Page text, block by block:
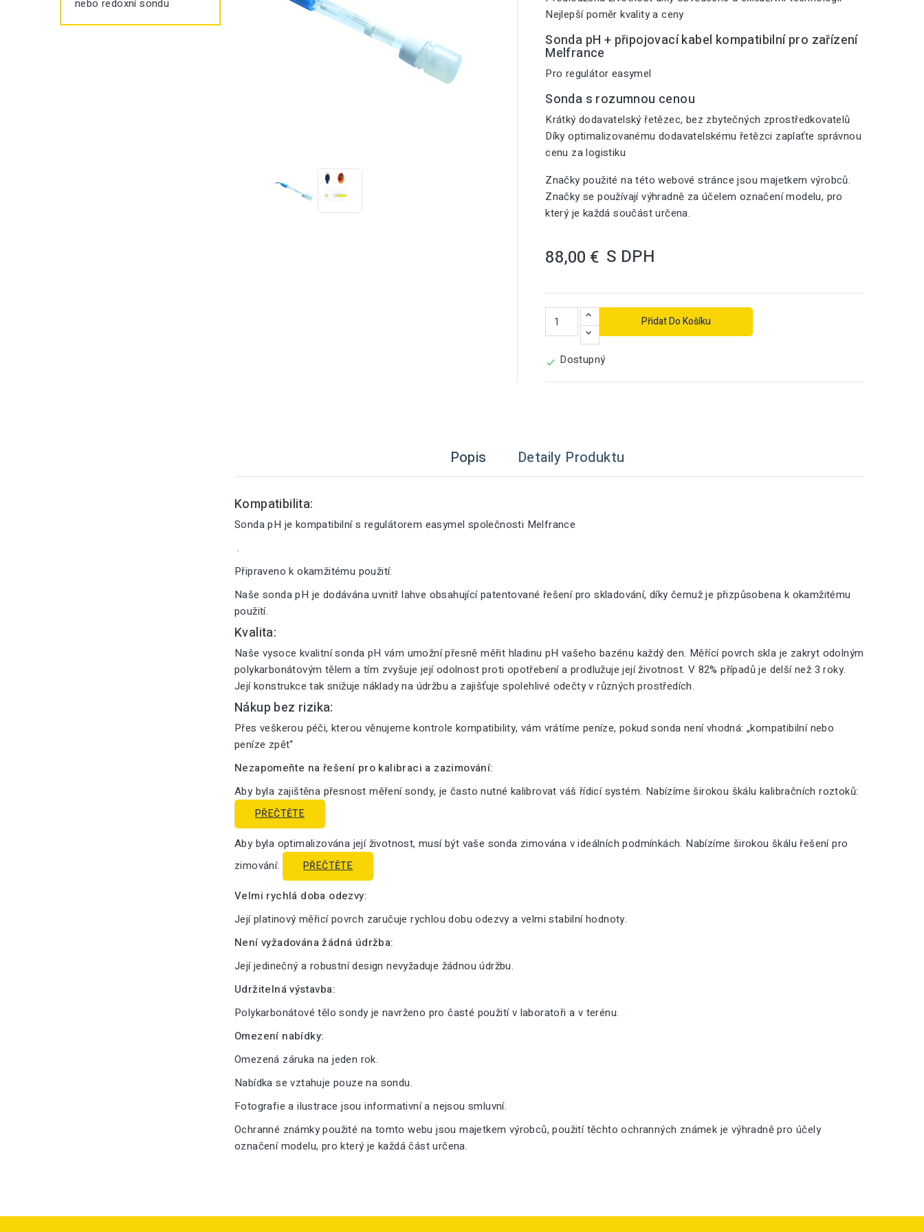
nebo redoxní sondu
Nejlepší poměr kvality a ceny
Sonda pH + připojovací kabel kompatibilní pro zařízení
Melfrance
Pro regulátor easymel
Sonda s rozumnou cenou
Krátký dodavatelský řetězec, bez zbytečných zprostředkovatelů
Díky optimalizovanému dodavatelskému řetězci zaplaťte správnou
cenu za logistiku
Značky použité na této webové stránce jsou majetkem výrobců.
Značky se používají výhradně za účelem označení modelu, pro
který je každá součást určena.
88,00 € S DPH
Přidat Do Košíku
 Dostupný
Popis Detaily Produktu
Kompatibilita:
Sonda pH je kompatibilní s regulátorem easymel společnosti Melfrance
.
Připraveno k okamžitému použití:
Naše sonda pH je dodávána uvnitř lahve obsahující patentované řešení pro skladování, díky čemuž je přizpůsobena k okamžitému
použití.
Kvalita:
Naše vysoce kvalitní sonda pH vám umožní přesně měřit hladinu pH vašeho bazénu každý den. Měřící povrch skla je zakryt odolným
polykarbonátovým tělem a tím zvyšuje její odolnost proti opotřebení a prodlužuje její životnost. V 82% případů je delší než 3 roky.
Její konstrukce tak snižuje náklady na údržbu a zajišťuje spolehlivé odečty v různých prostředích.
Nákup bez rizika:
Přes veškerou péči, kterou věnujeme kontrole kompatibility, vám vrátíme peníze, pokud sonda není vhodná: „kompatibilní nebo
peníze zpět“
Nezapomeňte na řešení pro kalibraci a zazimování:
Aby byla zajištěna přesnost měření sondy, je často nutné kalibrovat váš řídicí systém. Nabízíme širokou škálu kalibračních roztoků:
PŘEČTĚTE
Aby byla optimalizována její životnost, musí být vaše sonda zimována v ideálních podmínkách. Nabízíme širokou škálu řešení pro
zimování:
PŘEČTĚTE
Velmi rychlá doba odezvy:
Její platinový měřicí povrch zaručuje rychlou dobu odezvy a velmi stabilní hodnoty.
Není vyžadována žádná údržba:
Její jedinečný a robustní design nevyžaduje žádnou údržbu.
Udržitelná výstavba:
Polykarbonátové tělo sondy je navrženo pro časté použití v laboratoři a v terénu.
Omezení nabídky:
Omezená záruka na jeden rok.
Nabídka se vztahuje pouze na sondu.
Fotografie a ilustrace jsou informativní a nejsou smluvní.
Ochranné známky použité na tomto webu jsou majetkem výrobců, použití těchto ochranných známek je výhradně pro účely
označení modelu, pro který je každá část určena.